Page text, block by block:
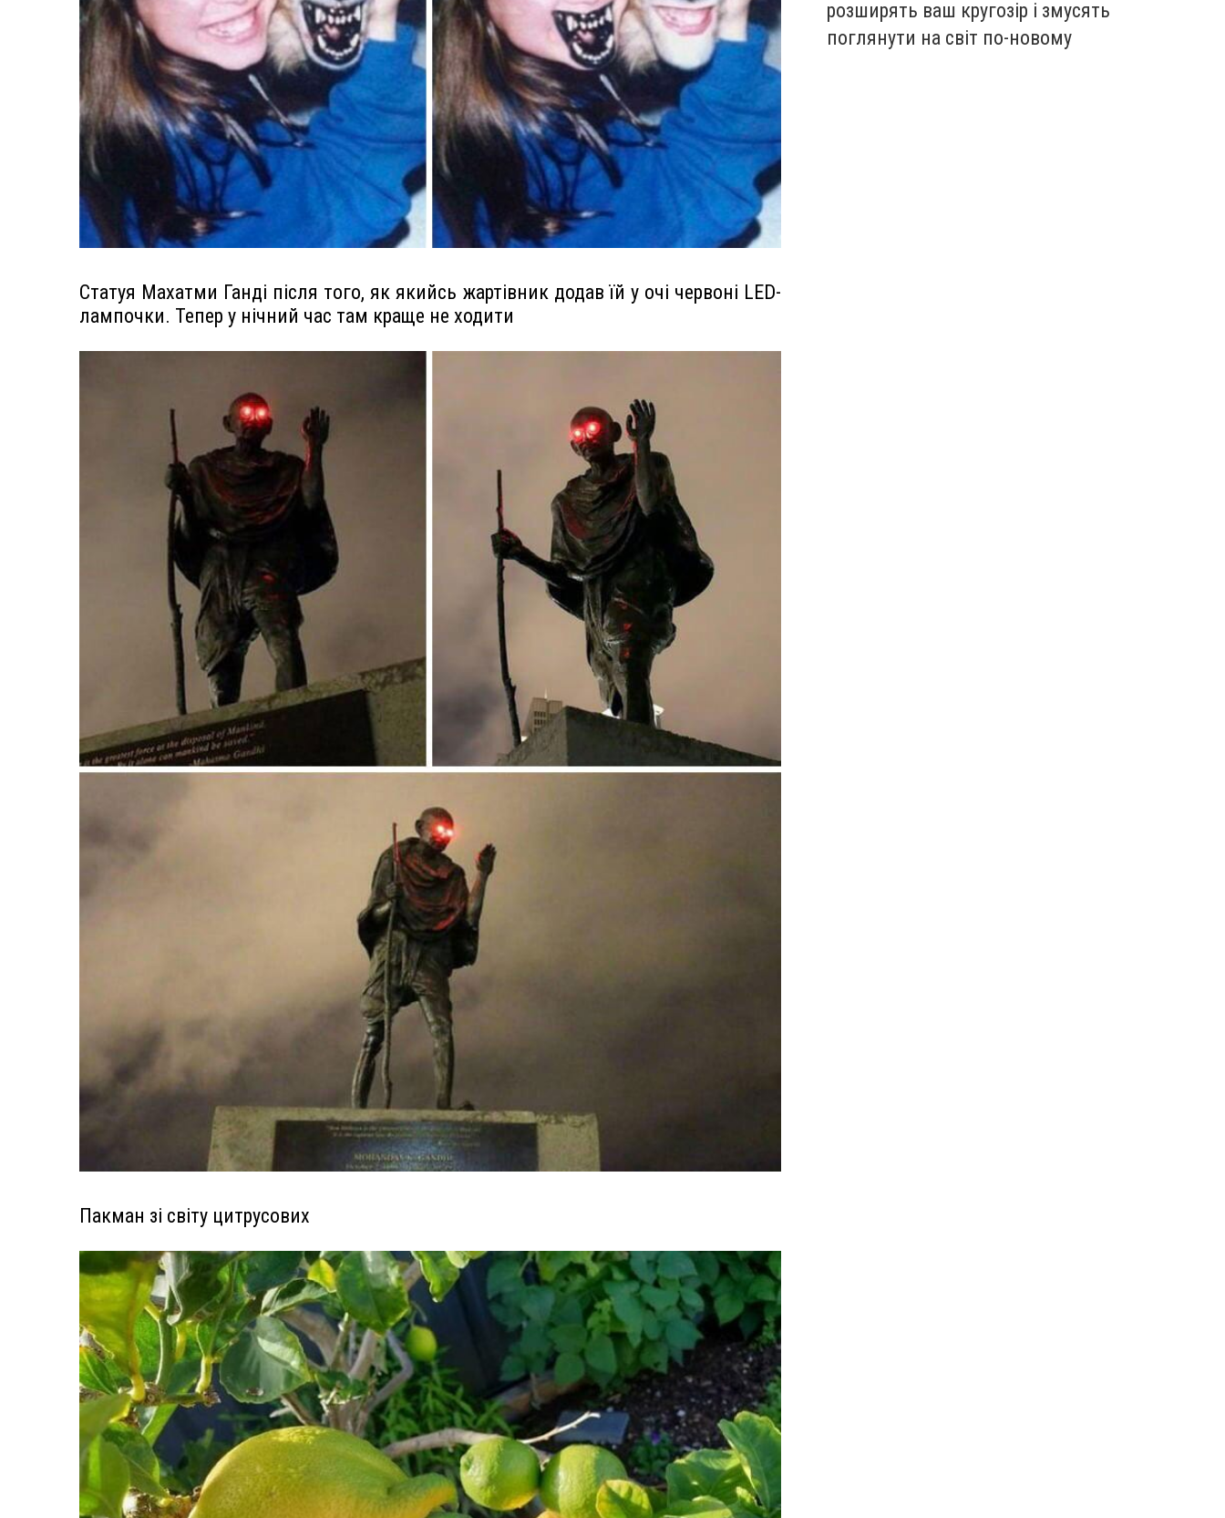
Статуя Махатми Ганді після того, як якийсь жартівник додав їй у очі червоні LED-
лампочки. Тепер у нічний час там краще не ходити
Пакман зі світу цитрусових
розширять ваш кругозір і змусять
поглянути на світ по-новому